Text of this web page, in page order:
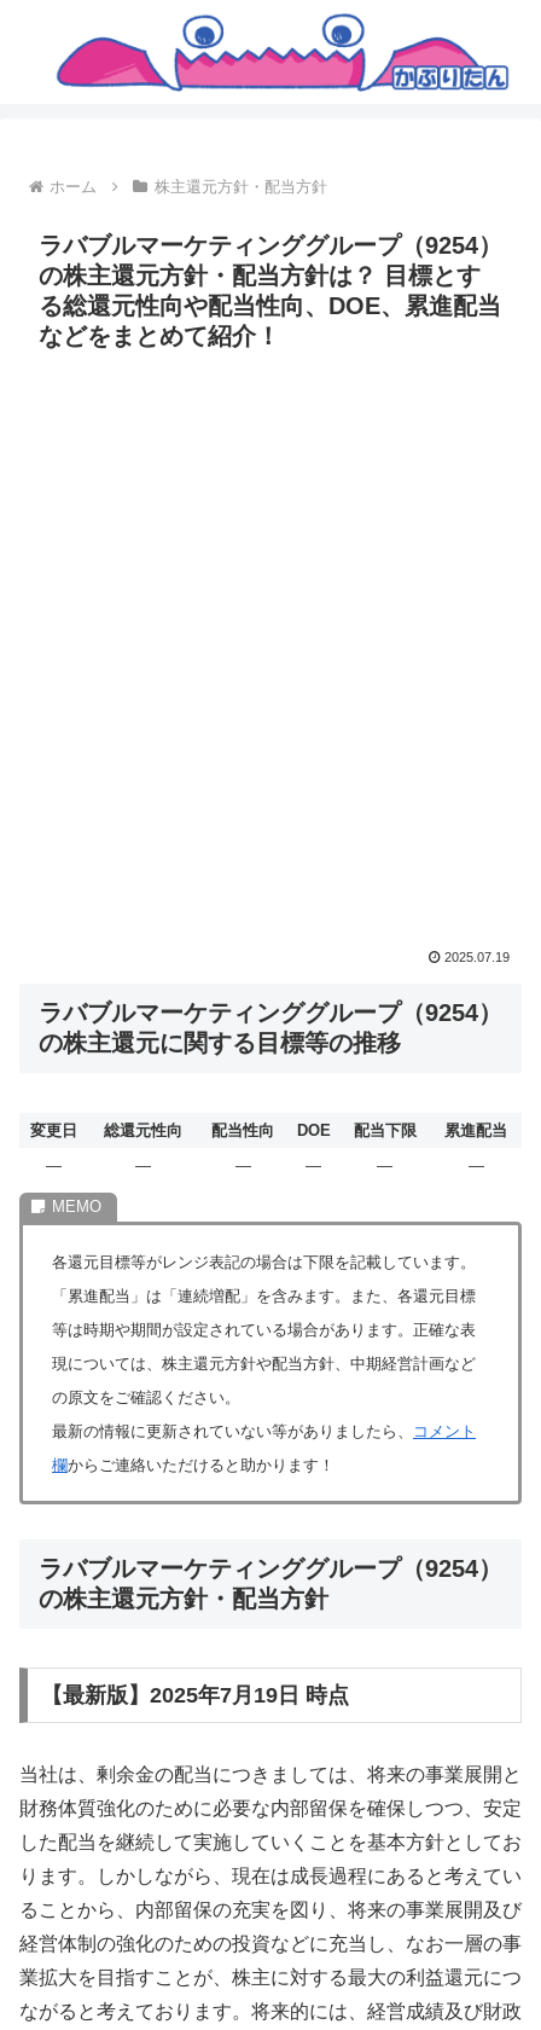
ホーム 株主還元方針・配当方針
ラバブルマーケティンググループ（9254）
の株主還元方針・配当方針は？ 目標とす
る総還元性向や配当性向、DOE、累進配当
などをまとめて紹介！
2025.07.19
ラバブルマーケティンググループ（9254）
の株主還元に関する目標等の推移
変更日 総還元性向 配当性向 DOE 配当下限
累進配当
―
― ― ― ― ―
各還元目標等がレンジ表記の場合は下限を記載しています。
「累進配当」は「連続増配」を含みます。また、各還元目標
等は時期や期間が設定されている場合があります。正確な表
現については、株主還元方針や配当方針、中期経営計画など
の原文をご確認ください。
最新の情報に更新されていない等がありましたら、
コメント
欄からご連絡いただけると助かります！
ラバブルマーケティンググループ（9254）
の株主還元方針・配当方針
【最新版】2025年7月19日 時点
当社は、剰余金の配当につきましては、将来の事業展開と
財務体質強化のために必要な内部留保を確保しつつ、安定
した配当を継続して実施していくことを基本方針としてお
ります。しかしながら、現在は成長過程にあると考えてい
ることから、内部留保の充実を図り、将来の事業展開及び
経営体制の強化のための投資などに充当し、なお一層の事
業拡大を目指すことが、株主に対する最大の利益還元につ
ながると考えております。将来的には、経営成績及び財政